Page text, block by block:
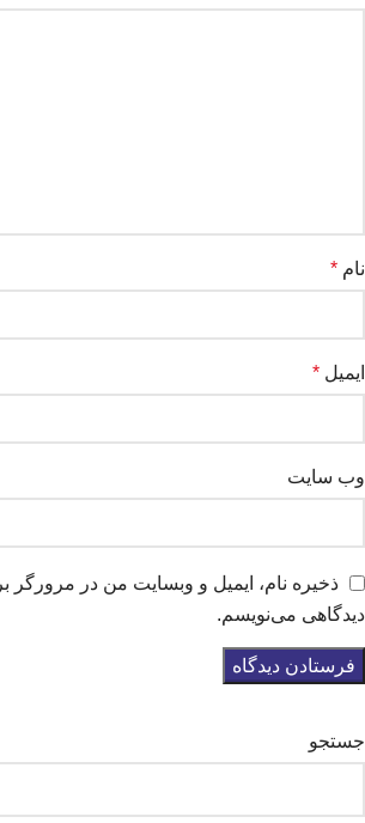
نام *
ایمیل *
وب‌ سایت
ذخیره نام، ایمیل و وبسایت من در مرورگر
دیدگاهی می‌نویسم.
جستجو